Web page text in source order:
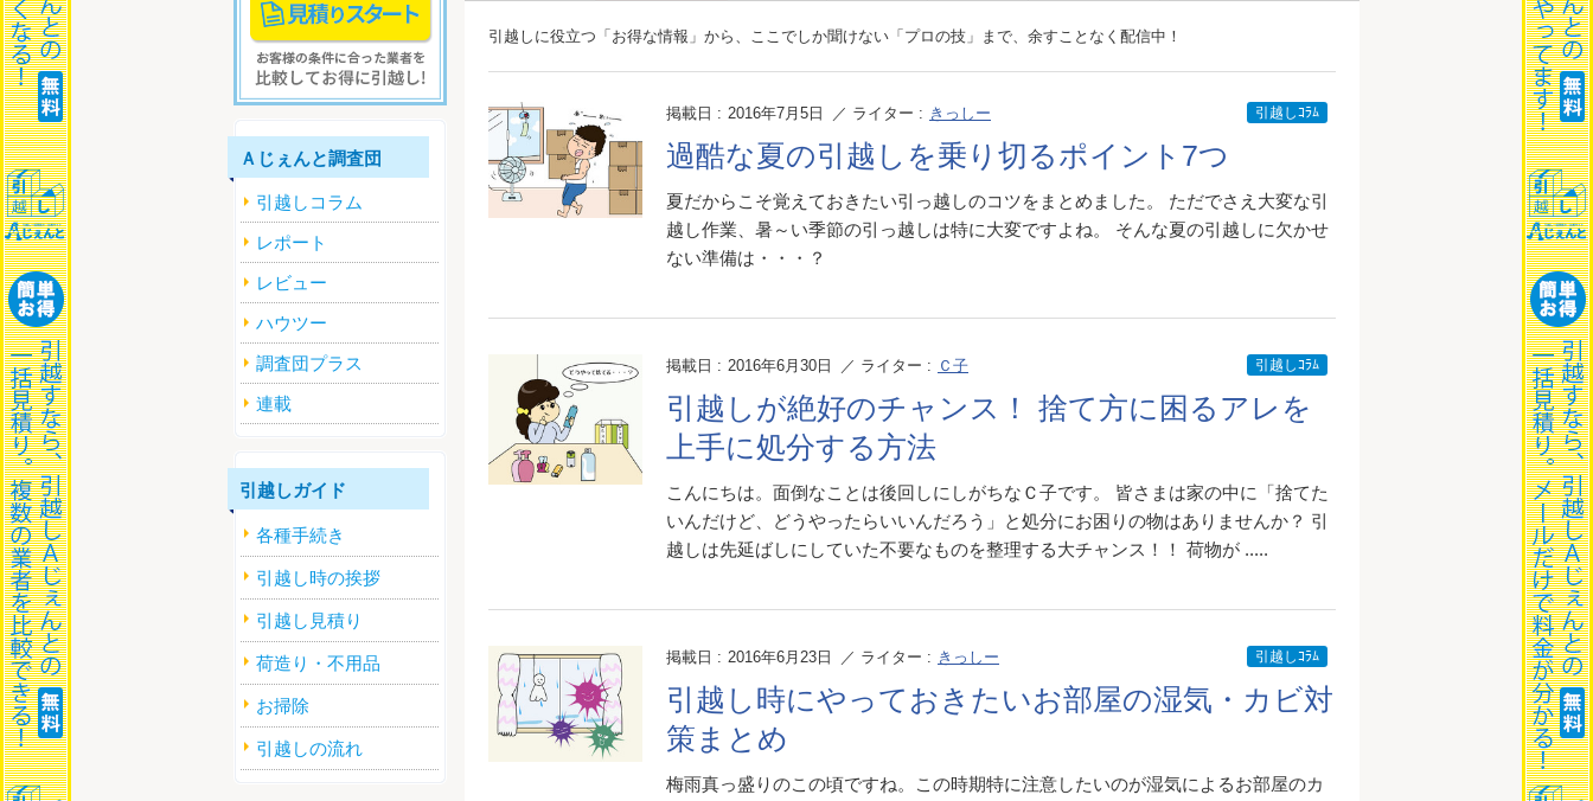
越しコラム | Ａじぇんと調査団
引越しに役立つ「お得な情報」から、ここでしか聞けない「プロの技」まで、余すことなく配信中！
掲載日 : 2016年7月5日 ／ ライター : きっしー 引越しｺﾗﾑ
過酷な夏の引越しを乗り切るポイント7つ
夏だからこそ覚えておきたい引っ越しのコツをまとめました。 ただでさえ大変な引
越し作業、暑～い季節の引っ越しは特に大変ですよね。 そんな夏の引越しに欠かせ
ない準備は・・・？
掲載日 : 2016年6月30日 ／ ライター : Ｃ子 引越しｺﾗﾑ
引越しが絶好のチャンス！ 捨て方に困るアレを
上手に処分する方法
こんにちは。面倒なことは後回しにしがちなＣ子です。 皆さまは家の中に「捨てた
いんだけど、どうやったらいいんだろう」と処分にお困りの物はありませんか？ 引
越しは先延ばしにしていた不要なものを整理する大チャンス！！ 荷物が .....
掲載日 : 2016年6月23日 ／ ライター : きっしー 引越しｺﾗﾑ
引越し時にやっておきたいお部屋の湿気・カビ対
策まとめ
梅雨真っ盛りのこの頃ですね。この時期特に注意したいのが湿気によるお部屋のカ
Ａじぇんと調査団
引越しコラム
レポート
レビュー
ハウツー
調査団プラス
連載
引越しガイド
各種手続き
引越し時の挨拶
引越し見積り
荷造り・不用品
お掃除
引越しの流れ